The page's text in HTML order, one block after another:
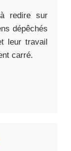
redire sur
dépêchés
leur travail
carré.